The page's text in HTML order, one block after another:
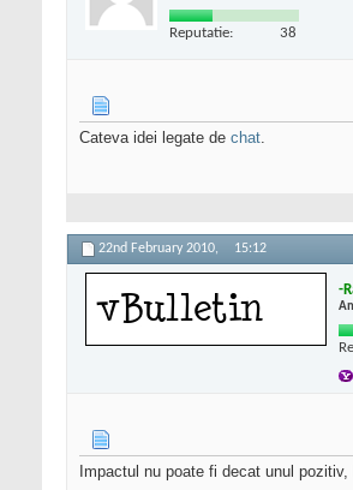
Reputatie: 38
Cateva idei legate de chat.
22nd February 2010, 15:12
-
Impactul nu poate fi decat unul